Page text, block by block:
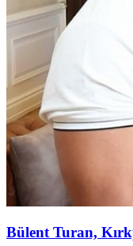
Bülent Turan,